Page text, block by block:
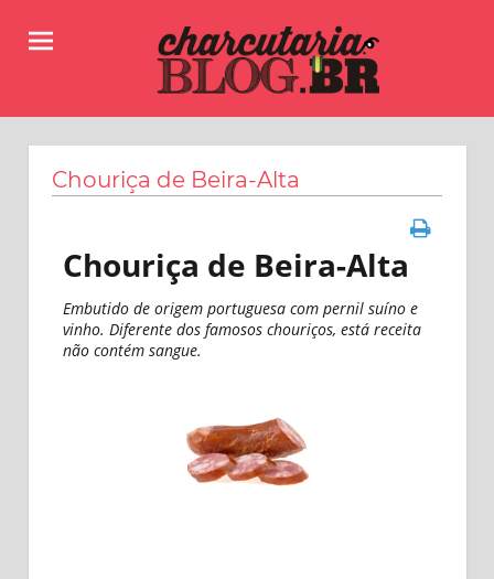
informações
fazer
linguiças,
salames,
copas
e
Chouriça de Beira-Alta
Chouriça de Beira-Alta
Embutido de origem portuguesa com pernil suíno e
vinho. Diferente dos famosos chouriços, está receita
não contém sangue.